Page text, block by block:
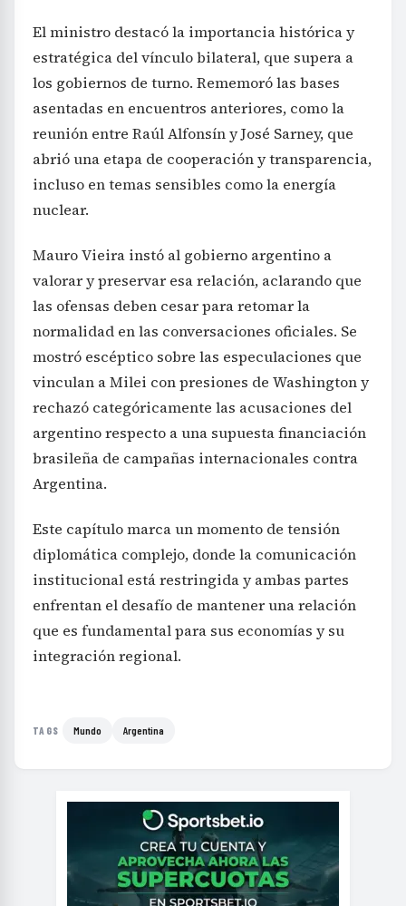
El ministro destacó la importancia histórica y
estratégica del vínculo bilateral, que supera a
los gobiernos de turno. Rememoró las bases
asentadas en encuentros anteriores, como la
reunión entre Raúl Alfonsín y José Sarney, que
abrió una etapa de cooperación y transparencia,
incluso en temas sensibles como la energía
nuclear.
Mauro Vieira instó al gobierno argentino a
valorar y preservar esa relación, aclarando que
las ofensas deben cesar para retomar la
normalidad en las conversaciones oficiales. Se
mostró escéptico sobre las especulaciones que
vinculan a Milei con presiones de Washington y
rechazó categóricamente las acusaciones del
argentino respecto a una supuesta financiación
brasileña de campañas internacionales contra
Argentina.
Este capítulo marca un momento de tensión
diplomática complejo, donde la comunicación
institucional está restringida y ambas partes
enfrentan el desafío de mantener una relación
que es fundamental para sus economías y su
integración regional.
TAGS Mundo Argentina